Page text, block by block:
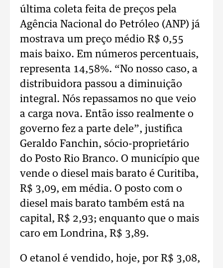
última coleta feita de preços pela
Agência Nacional do Petróleo (ANP) já
mostrava um preço médio R$ 0,55
mais baixo. Em números percentuais,
representa 14,58%. “No nosso caso, a
distribuidora passou a diminuição
integral. Nós repassamos no que veio
a carga nova. Então isso realmente o
governo fez a parte dele”, justifica
Geraldo Fanchin, sócio-proprietário
do Posto Rio Branco. O município que
vende o diesel mais barato é Curitiba,
R$ 3,09, em média. O posto com o
diesel mais barato também está na
capital, R$ 2,93; enquanto que o mais
caro em Londrina, R$ 3,89.
O etanol é vendido, hoje, por R$ 3,08,